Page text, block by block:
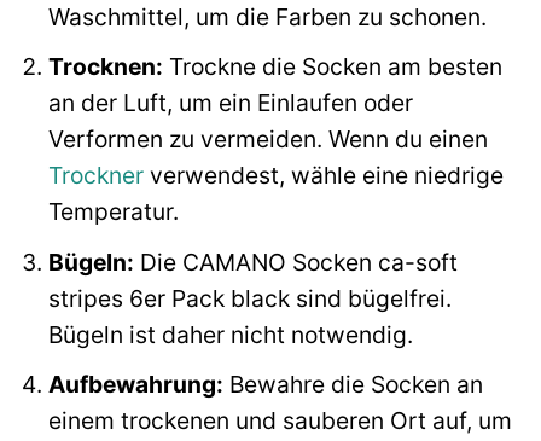
Waschmittel, um die Farben zu schonen.
Trocknen: Trockne die Socken am besten
an der Luft, um ein Einlaufen oder
Verformen zu vermeiden. Wenn du einen
Trocknerverwendest, wähle eine niedrige
Temperatur.
Bügeln: Die CAMANO Socken ca-soft
stripes 6er Pack black sind bügelfrei.
Bügeln ist daher nicht notwendig.
Aufbewahrung: Bewahre die Socken an
einem trockenen und sauberen Ort auf, um